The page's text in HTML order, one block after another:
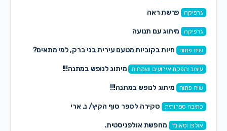
גרפיקה פרשת ראה
גרפיקה מיתוג עם תנועה
שיח פתוח חיות בקוביות מטעם עירית בני ברק, למי מתאים?
עיצוב והפקת אירועים ושמחות מיתוג לנופש במתנה!!!
שיח פתוח מיתוג לנופש במתנה!!!
כתיבה ספרותית סקירה לספר סוף הקיץ/ נ. ארי
אולפן וסאונד מחפשת אולפניסטית.